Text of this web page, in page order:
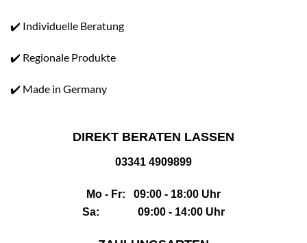
✔️ Individuelle Beratung
✔️ Regionale Produkte
✔️ Made in Germany
DIREKT BERATEN LASSEN
03341 4909899
Mo - Fr: 09:00 - 18:00 Uhr
Sa: 09:00 - 14:00 Uhr